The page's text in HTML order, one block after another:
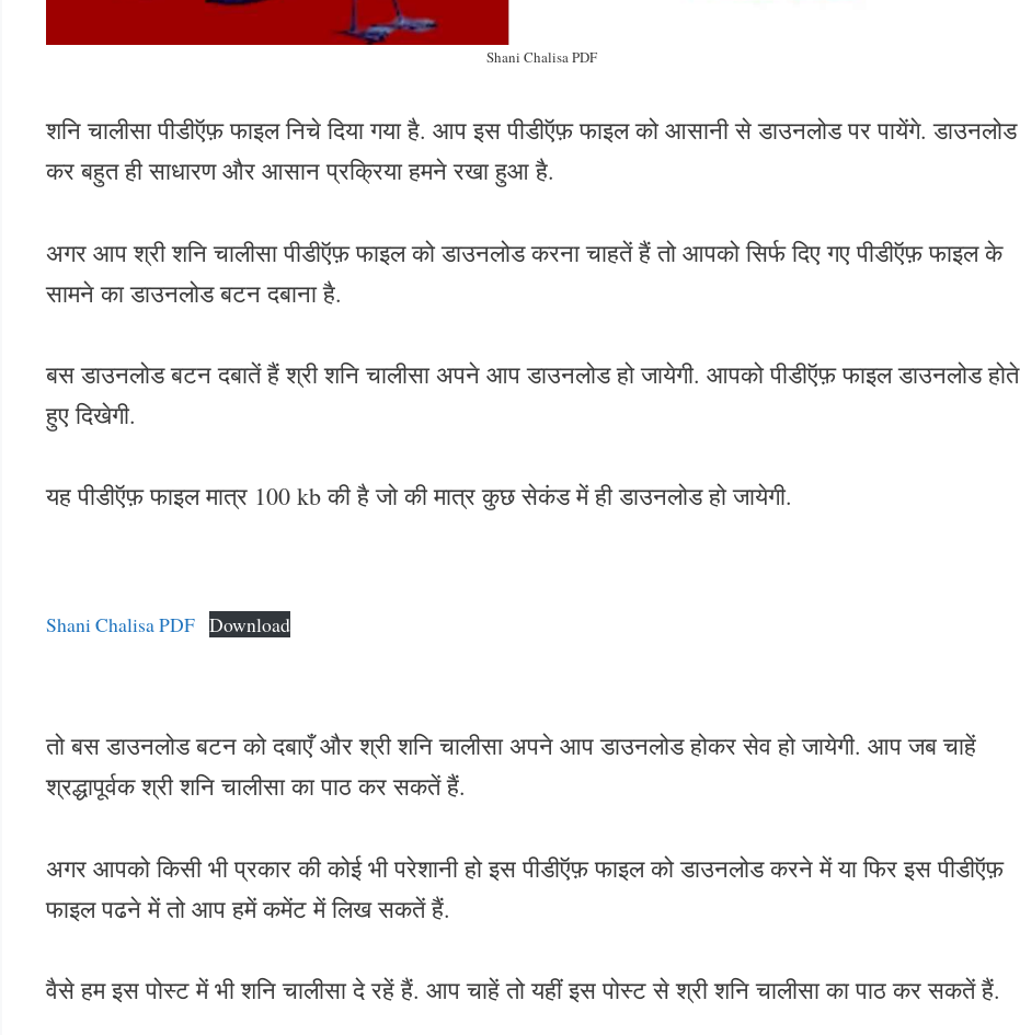
Shani Chalisa PDF
शनि चालीसा पीडीऍफ़ फाइल निचे दिया गया है. आप इस पीडीऍफ़ फाइल को आसानी से डाउनलोड पर पायेंगे. डाउनलोड
कर बहुत ही साधारण और आसान प्रक्रिया हमने रखा हुआ है.
अगर आप श्री शनि चालीसा पीडीऍफ़ फाइल को डाउनलोड करना चाहतें हैं तो आपको सिर्फ दिए गए पीडीऍफ़ फाइल के
सामने का डाउनलोड बटन दबाना है.
बस डाउनलोड बटन दबातें हैं श्री शनि चालीसा अपने आप डाउनलोड हो जायेगी. आपको पीडीऍफ़ फाइल डाउनलोड होते
हुए दिखेगी.
यह पीडीऍफ़ फाइल मात्र 100 kb की है जो की मात्र कुछ सेकंड में ही डाउनलोड हो जायेगी.
Shani Chalisa PDF Download
तो बस डाउनलोड बटन को दबाएँ और श्री शनि चालीसा अपने आप डाउनलोड होकर सेव हो जायेगी. आप जब चाहें
श्रद्धापूर्वक श्री शनि चालीसा का पाठ कर सकतें हैं.
अगर आपको किसी भी प्रकार की कोई भी परेशानी हो इस पीडीऍफ़ फाइल को डाउनलोड करने में या फिर इस पीडीऍफ़
फाइल पढने में तो आप हमें कमेंट में लिख सकतें हैं.
वैसे हम इस पोस्ट में भी शनि चालीसा दे रहें हैं. आप चाहें तो यहीं इस पोस्ट से श्री शनि चालीसा का पाठ कर सकतें हैं.